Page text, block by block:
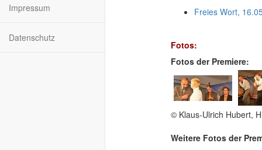
Impressum
Datenschutz
Freies Wort,
Fotos:
Fotos der Premiere:
© Klaus-Ulrich Hubert,
Weitere Fotos der